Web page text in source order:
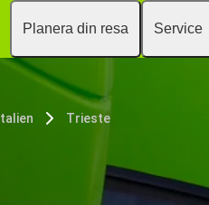
Planera din resa Service
Italien Trieste